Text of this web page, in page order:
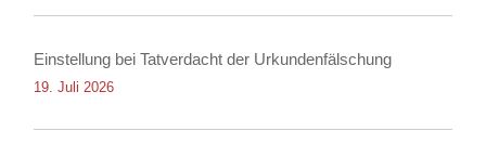
Einstellung bei Tatverdacht der Urkundenfälschung
19. Juli 2026